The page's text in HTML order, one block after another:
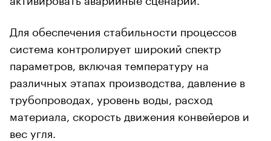
Для обеспечения стабильности процессов
система контролирует широкий спектр
параметров, включая температуру на
различных этапах производства, давление в
трубопроводах, уровень воды, расход
материала, скорость движения конвейеров и
вес угля.